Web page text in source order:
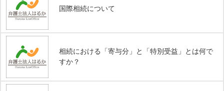
国際相続について
相続における「寄与分」と「特別受益」とは何で
すか？